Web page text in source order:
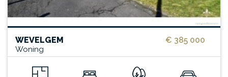
€ 385 000
WEVELGEM
Woning